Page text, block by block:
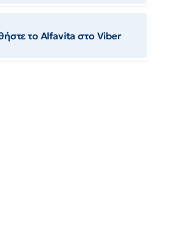
το Αlfavita στο Viber